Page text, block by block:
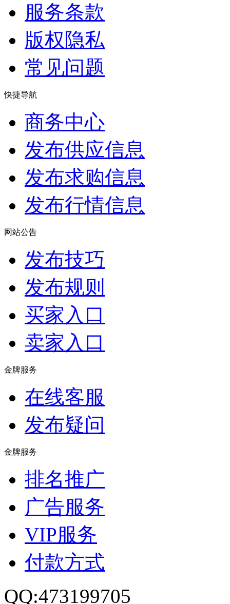
服务条款
版权隐私
常见问题
快捷导航
商务中心
发布供应信息
发布求购信息
发布行情信息
网站公告
发布技巧
发布规则
买家入口
卖家入口
金牌服务
在线客服
发布疑问
金牌服务
排名推广
广告服务
VIP服务
付款方式
QQ:473199705